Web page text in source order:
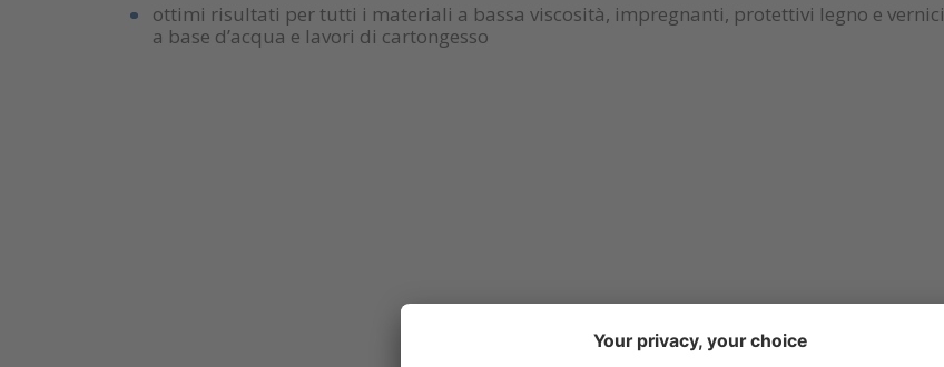
ottimi risultati per tutti i materiali a bassa viscosità, impregnanti, protettivi legno e vernici
a base d’acqua e lavori di cartongesso